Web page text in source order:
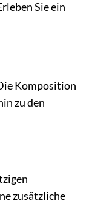
Sie ein
Komposition
zu den
zusätzliche